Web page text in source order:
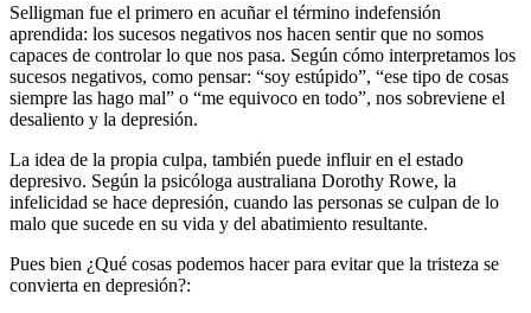
Selligman fue el primero en acuñar el término indefensión
aprendida: los sucesos negativos nos hacen sentir que no somos
capaces de controlar lo que nos pasa. Según cómo interpretamos los
sucesos negativos, como pensar: “soy estúpido”, “ese tipo de cosas
siempre las hago mal” o “me equivoco en todo”, nos sobreviene el
desaliento y la depresión.
La idea de la propia culpa, también puede influir en el estado
depresivo. Según la psicóloga australiana Dorothy Rowe, la
infelicidad se hace depresión, cuando las personas se culpan de lo
malo que sucede en su vida y del abatimiento resultante.
Pues bien ¿Qué cosas podemos hacer para evitar que la tristeza se
convierta en depresión?: